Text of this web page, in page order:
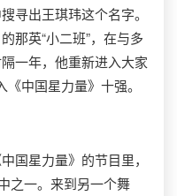
寻出王琪玮这个名字。
那英“小二班”，在与多
一年，他重新进入大家
中国星力量》十强。
星力量》的节目里，
之一。来到另一个舞